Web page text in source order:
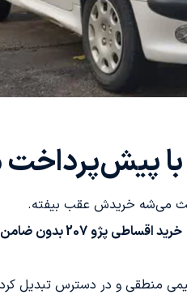
خرید اقساطی پژو 207 بدون ضامن